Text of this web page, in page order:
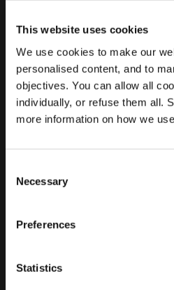
This website uses cookies
We use cookies to make our
personalised content, and to
objectives. You can allow all
individually, or refuse them all.
more information on how we
Selection
Necessary
Preferences
Statistics
Standort
9
Zusätzliche